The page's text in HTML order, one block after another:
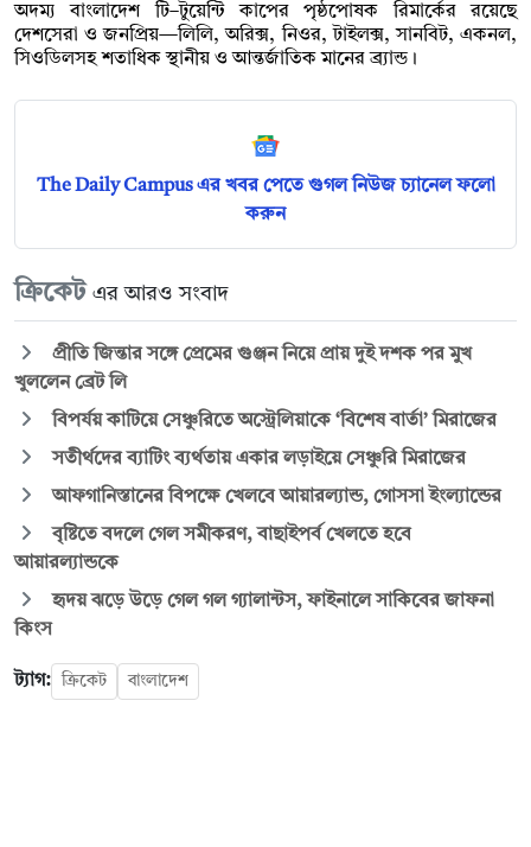
অদম্য বাংলাদেশ টি–টুয়েন্টি কাপের পৃষ্ঠপোষক রিমার্কের রয়েছে
দেশসেরা ও জনপ্রিয়—লিলি, অরিক্স, নিওর, টাইলক্স, সানবিট, একনল,
সিওডিলসহ শতাধিক স্থানীয় ও আন্তর্জাতিক মানের ব্র্যান্ড।
The Daily Campus এর খবর পেতে গুগল নিউজ চ্যানেল ফলো
করুন
ক্রিকেট এর আরও সংবাদ
প্রীতি জিন্তার সঙ্গে প্রেমের গুঞ্জন নিয়ে প্রায় দুই দশক পর মুখ
খুললেন ব্রেট লি
বিপর্যয় কাটিয়ে সেঞ্চুরিতে অস্ট্রেলিয়াকে ‘বিশেষ বার্তা’ মিরাজের
সতীর্থদের ব্যাটিং ব্যর্থতায় একার লড়াইয়ে সেঞ্চুরি মিরাজের
আফগানিস্তানের বিপক্ষে খেলবে আয়ারল্যান্ড, গোসসা ইংল্যান্ডের
বৃষ্টিতে বদলে গেল সমীকরণ, বাছাইপর্ব খেলতে হবে
আয়ারল্যান্ডকে
হৃদয় ঝড়ে উড়ে গেল গল গ্যালান্টস, ফাইনালে সাকিবের জাফনা
কিংস
ট্যাগ: ক্রিকেট বাংলাদেশ